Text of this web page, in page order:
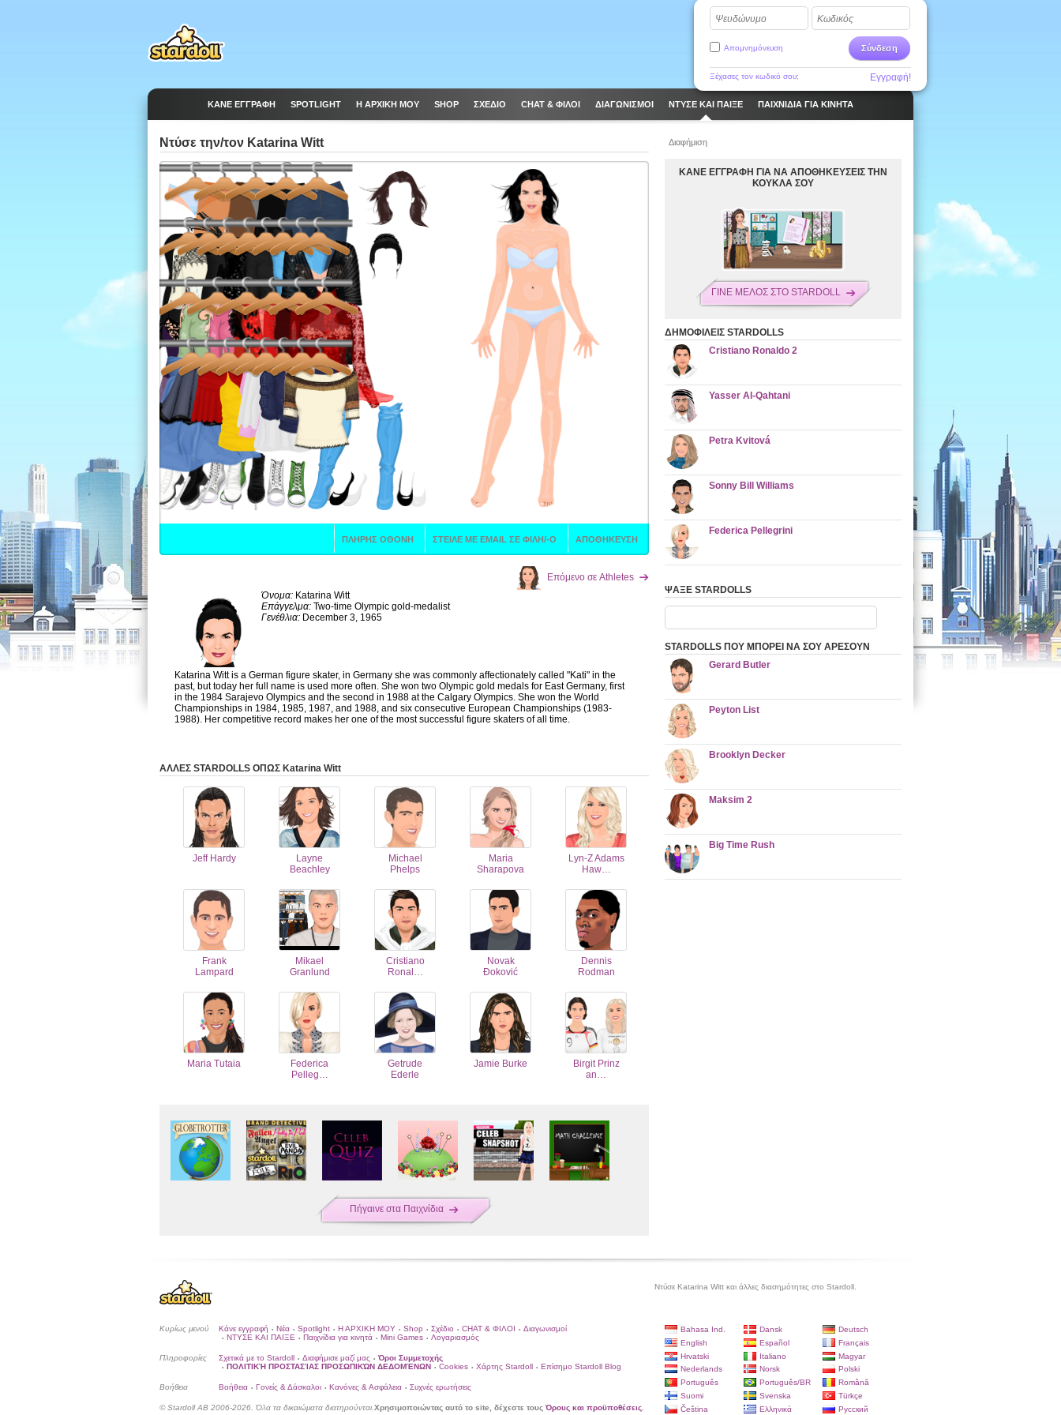
Ψευδώνυμο Κωδικός
Σύνδεση
Απομνημόνευση
Ξέχασες τον κωδικό σου; Εγγραφή!
ΚΆΝΕ ΕΓΓΡΑΦΉ SPOTLIGHT Η ΑΡΧΙΚΗ ΜΟΥ SHOP ΣΧΈΔΙΟ CHAT & ΦΙΛΟΙ ΔΙΑΓΩΝΙΣΜΟΊ ΝΤΥΣΕ ΚΑΙ ΠΑΙΞΕ ΠΑΙΧΝΊΔΙΑ ΓΙΑ ΚΙΝΗΤΆ
Ντύσε την/τον Katarina Witt
Επόμενο σε Athletes
Όνομα: Katarina Witt
Επάγγελμα: Two-time Olympic gold-medalist
Γενέθλια: December 3, 1965
Katarina Witt is a German figure skater, in Germany she was commonly affectionately called "Kati" in the
past, but today her full name is used more often. She won two Olympic gold medals for East Germany, first
in the 1984 Sarajevo Olympics and the second in 1988 at the Calgary Olympics. She won the World
Championships in 1984, 1985, 1987, and 1988, and six consecutive European Championships (1983-
1988). Her competitive record makes her one of the most successful figure skaters of all time.
ΑΛΛΕΣ STARDOLLS ΟΠΩΣ Katarina Witt
Jeff Hardy
Layne
Beachley
Michael
Phelps
Maria
Sharapova
Lyn-Z Adams
Haw…
Frank
Lampard
Mikael
Granlund
Cristiano
Ronal…
Novak
Đoković
Dennis
Rodman
Maria Tutaia
Federica
Pelleg…
Getrude
Ederle
Jamie Burke
Birgit Prinz
an…
Πήγαινε στα Παιχνίδια
Διαφήμιση
ΚΑΝΕ ΕΓΓΡΑΦΗ ΓΙΑ ΝΑ ΑΠΟΘΗΚΕΥΣΕΙΣ ΤΗΝ
ΚΟΥΚΛΑ ΣΟΥ
ΓΙΝΕ ΜΕΛΟΣ ΣΤΟ STARDOLL
ΔΗΜΟΦΙΛΕΙΣ STARDOLLS
Cristiano Ronaldo 2
Yasser Al-Qahtani
Petra Kvitová
Sonny Bill Williams
Federica Pellegrini
ΨΑΞΕ STARDOLLS
STARDOLLS ΠΟΥ ΜΠΟΡΕΙ ΝΑ ΣΟΥ ΑΡΕΣΟΥΝ
Gerard Butler
Peyton List
Brooklyn Decker
Maksim 2
Big Time Rush
Ντύσε Katarina Witt και άλλες διασημότητες στο Stardoll.
Κυρίως μενού Κάνε εγγραφή • Νέα • Spotlight • Η ΑΡΧΙΚΗ ΜΟΥ • Shop • Σχέδιο • CHAT & ΦΙΛΟΙ • Διαγωνισμοί
• ΝΤΥΣΕ ΚΑΙ ΠΑΙΞΕ • Παιχνίδια για κινητά • Mini Games • Λογαριασμός
Πληροφορίες Σχετικά με το Stardoll • Διαφήμισε μαζί μας • Όροι Συμμετοχής
• ΠΟΛΙΤΙΚΉ ΠΡΟΣΤΑΣΊΑΣ ΠΡΟΣΩΠΙΚΏΝ ΔΕΔΟΜΈΝΩΝ • Cookies • Χάρτης Stardoll • Επίσημο Stardoll Blog
Βοήθεια Βοήθεια • Γονείς & Δάσκαλοι • Κανόνες & Ασφάλεια • Συχνές ερωτήσεις
© Stardoll AB 2006-2026. Όλα τα δικαιώματα διατηρούνται. Χρησιμοποιώντας αυτό το site, δέχεστε τους Όρους και προϋποθέσεις
Bahasa Ind. Dansk
Deutsch
English
Español
Français
Hrvatski
Italiano
Magyar
Nederlands
Norsk
Polski
Português
Português/BR
Română
Suomi
Svenska
Türkçe
Čeština
Ελληνικά Русский